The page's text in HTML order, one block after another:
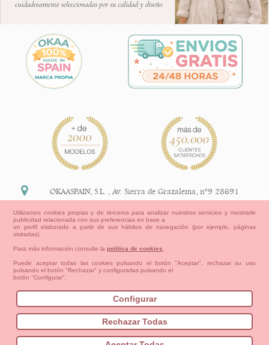
Bebés Pequeños/as Niña Niño Mamas & Papas
Información Legal
política de devoluciones y reembolsos
Aviso Legal Aviso Cookies
Cómo crear tu cuenta OKAA.
Mapa del sitio
OKAASPAIN, S.L. ,Av. Sierra de Grazalema, nº9 28691
+34 91 113 89 09
Utilizamos cookies propias y de terceros para analizar nuestros servicios y mostrarle
publicidad relacionada con sus preferencias en base a
un perfil elaborado a partir de sus hábitos de navegación (por ejemplo, páginas
visitadas).
Para más información consulte lapolítica de cookies
Puede aceptar todas las cookies pulsando el botón "Aceptar", rechazar su uso
pulsando el botón "Rechazar" y configurarlas pulsando el
botón "Configurar".
Configurar
Rechazar Todas